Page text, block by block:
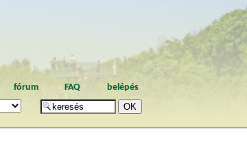
fórum FAQ belépés